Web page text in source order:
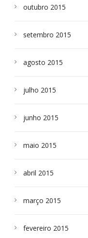
outubro 2015
setembro 2015
agosto 2015
julho 2015
junho 2015
maio 2015
abril 2015
março 2015
fevereiro 2015